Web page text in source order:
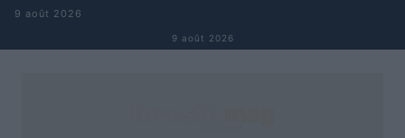
Aller au contenu
9 août 2026
9 août 2026